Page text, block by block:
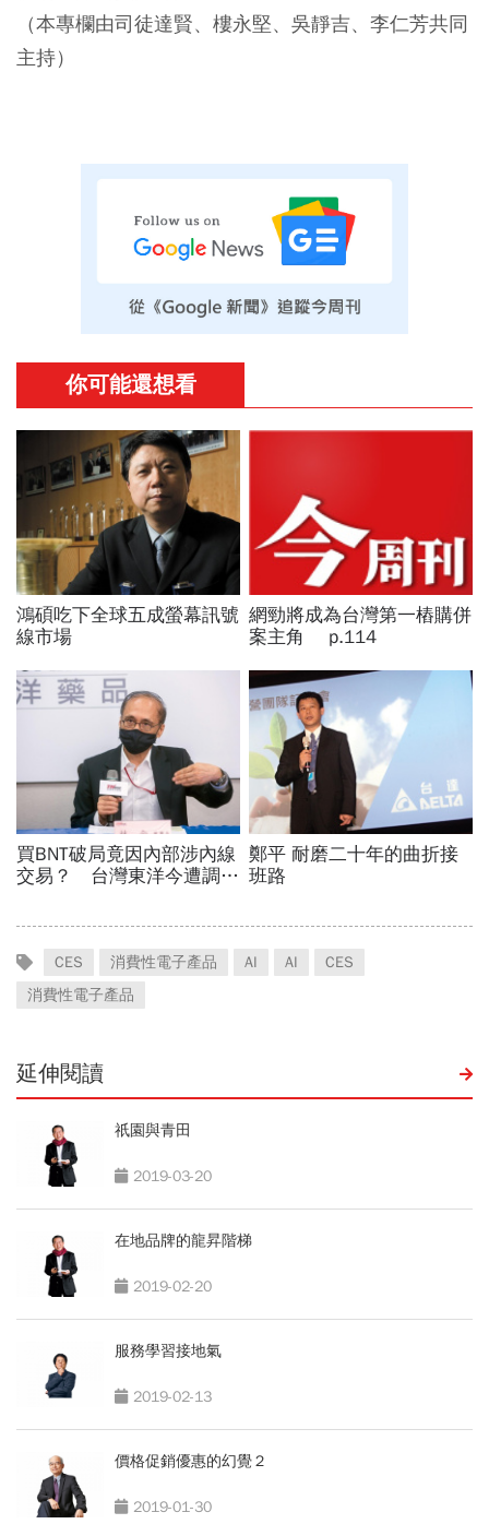
（本專欄由司徒達賢、樓永堅、吳靜吉、李仁芳共同
主持）
CES 消費性電子產品 AI AI
CES
消費性電子產品
延伸閱讀
祇園與青田
2019-03-20
在地品牌的龍昇階梯
2019-02-20
服務學習接地氣
2019-02-13
價格促銷優惠的幻覺２
2019-01-30